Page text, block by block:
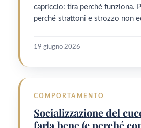
capriccio: tira perché funziona.
perché strattoni e strozzo non
19 giugno 2026
COMPORTAMENTO
Socializzazione del